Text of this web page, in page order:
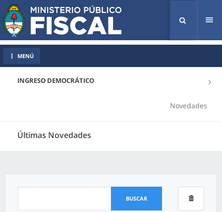
INGRESO DEMOCRÁTICO
Novedades
Últimas Novedades
MENÚ
BUSCAR